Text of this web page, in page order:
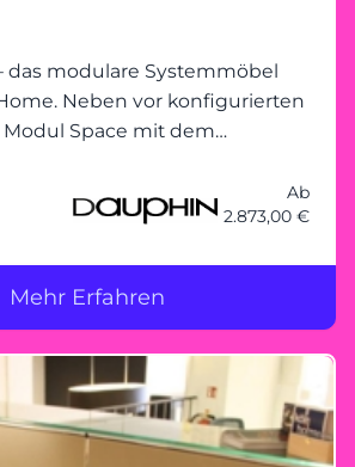
das modulare Systemmöbel
Space mit dem
Den Grundrahmen
Regal, Vitrine oder
Ab
2.873,00 €
Mehr Erfahren